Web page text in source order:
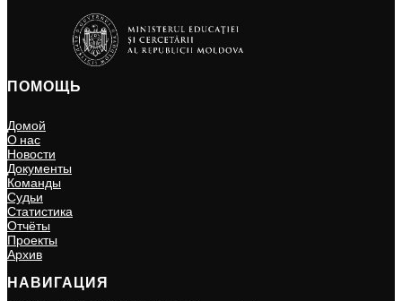
ПОМОЩЬ
Домой
О нас
Новости
Документы
Команды
Судьи
Статистика
Отчёты
Проекты
Архив
НАВИГАЦИЯ